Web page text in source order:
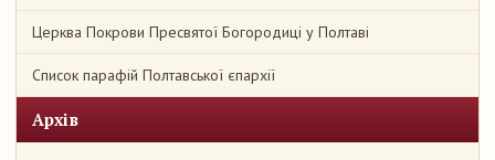
Церква Покрови Пресвятої Богородиці у Полтаві
Список парафій Полтавської єпархії
Архів